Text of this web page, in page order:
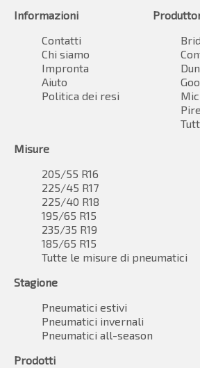
Informazioni
Contatti
Chi siamo
Impronta
Aiuto
Politica dei resi
Misure
205/55 R16
225/45 R17
225/40 R18
195/65 R15
235/35 R19
185/65 R15
Tutte le misure di pneumatici
Stagione
Pneumatici estivi
Pneumatici invernali
Pneumatici all-season
Prodotti